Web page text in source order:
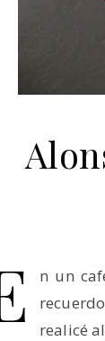
n un
realicé